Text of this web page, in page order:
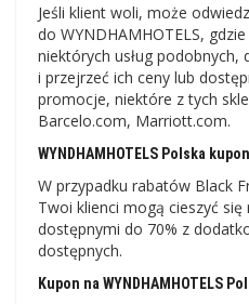
Jeśli klient woli, może
do WYNDHAMHOTELS,
niektórych usług
i przejrzeć ich ceny lub
promocje, niektóre z tych
Barcelo.com, Marriott.com.
WYNDHAMHOTELS Polska
W przypadku rabatów Black
Twoi klienci mogą cieszyć
dostępnymi do 70% z
dostępnych.
Kupon na WYNDHAMHOTELS